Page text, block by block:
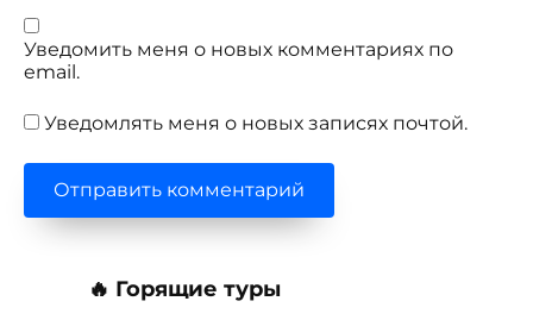
Уведомить меня о новых комментариях по
email.
Уведомлять меня о новых записях почтой.
🔥 Горящие туры